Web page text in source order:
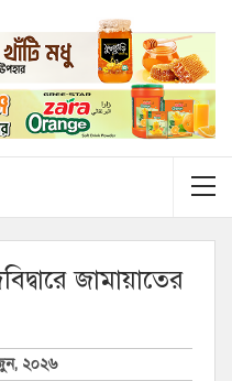
জামায়াতের
২০২৬